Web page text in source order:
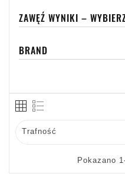
ZAWĘŹ WYNIKI –
BRAND
Trafność
Pokazano